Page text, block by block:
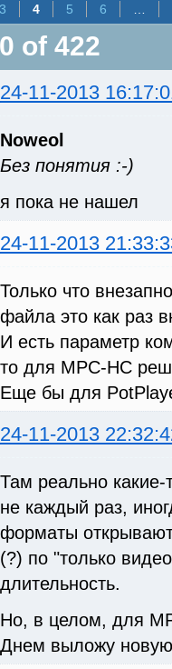
3 4 5 6
of 422
24-11-2013
Noweol
Без понятия :-)
я пока не нашел
24-11-2013
Только что
файла это как раз
И есть параметр
то для MPC-HC
Еще бы для
24-11-2013
Там реально
не каждый раз,
форматы
(?) по "только
длительность.
Но, в целом, для
Днем выложу